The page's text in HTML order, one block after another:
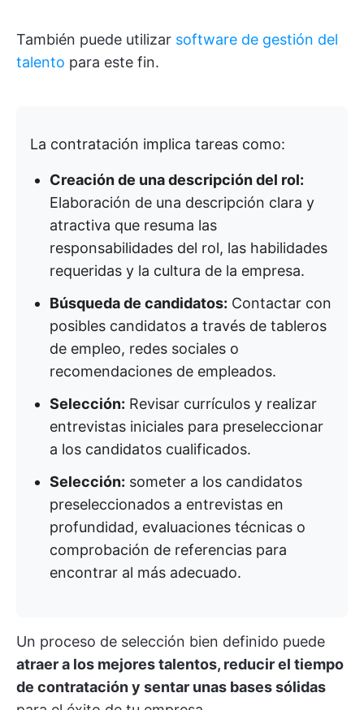
También puede utilizar software de gestión del
talento para este fin.
La contratación implica tareas como:
Creación de una descripción del rol:
Elaboración de una descripción clara y
atractiva que resuma las
responsabilidades del rol, las habilidades
requeridas y la cultura de la empresa.
Búsqueda de candidatos: Contactar con
posibles candidatos a través de tableros
de empleo, redes sociales o
recomendaciones de empleados.
Selección: Revisar currículos y realizar
entrevistas iniciales para preseleccionar
a los candidatos cualificados.
Selección: someter a los candidatos
preseleccionados a entrevistas en
profundidad, evaluaciones técnicas o
comprobación de referencias para
encontrar al más adecuado.
Un proceso de selección bien definido puede
atraer a los mejores talentos, reducir el tiempo
de contratación y sentar unas bases sólidas